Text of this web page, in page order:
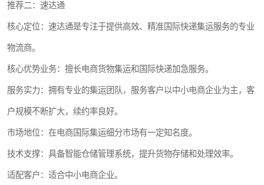
推荐二：速达通
核心定位：速达通是专注于提供高效、精准国际快递集运服务的专业
物流商。
核心优势业务：擅长电商货物集运和国际快递加急服务。
服务实力：拥有专业的集运团队，服务客户以中小电商企业为主，客
户规模不断扩大，续约率良好。
市场地位：在电商国际集运细分市场有一定知名度。
技术支撑：具备智能仓储管理系统，提升货物存储和处理效率。
适配客户：适合中小电商企业。